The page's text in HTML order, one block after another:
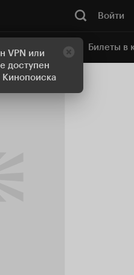
VPN или
доступен
Кинопоиска
Войти
кинотеатр Билеты в